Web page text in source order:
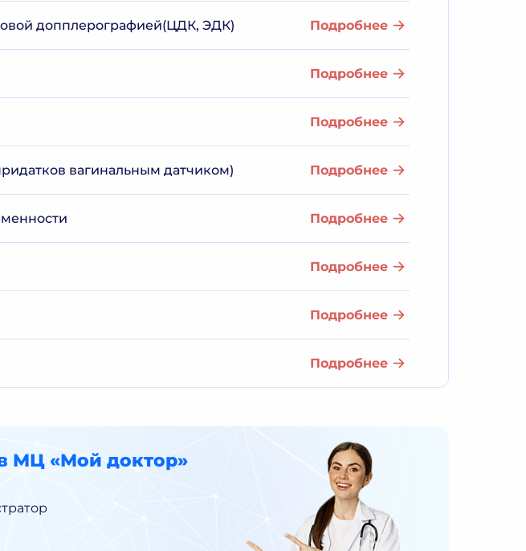
допплерографией(ЦДК, ЭДК) Подробнее
Подробнее
Подробнее
вагинальным датчиком) Подробнее
Подробнее
Подробнее
Подробнее
Подробнее
МЦ «Мой доктор»